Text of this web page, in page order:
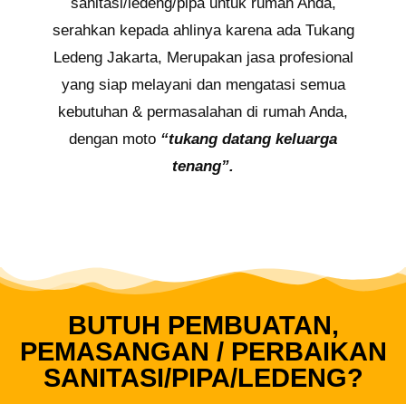
sanitasi/ledeng/pipa untuk rumah Anda,
serahkan kepada ahlinya karena ada Tukang
Ledeng Jakarta, Merupakan jasa profesional
yang siap melayani dan mengatasi semua
kebutuhan & permasalahan di rumah Anda,
dengan moto “tukang datang keluarga
tenang”.
BUTUH PEMBUATAN,
PEMASANGAN / PERBAIKAN
SANITASI/PIPA/LEDENG?